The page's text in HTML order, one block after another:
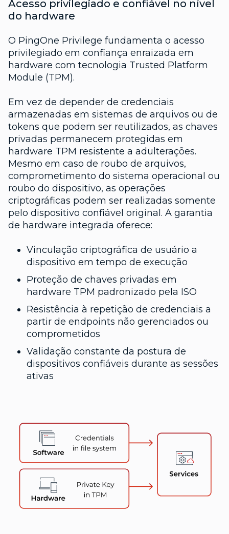
Acesso privilegiado e confiável no nível
do hardware
O PingOne Privilege fundamenta o acesso
privilegiado em confiança enraizada em
hardware com tecnologia Trusted Platform
Module (TPM).
Em vez de depender de credenciais
armazenadas em sistemas de arquivos ou de
tokens que podem ser reutilizados, as chaves
privadas permanecem protegidas em
hardware TPM resistente a adulterações.
Mesmo em caso de roubo de arquivos,
comprometimento do sistema operacional ou
roubo do dispositivo, as operações
criptográficas podem ser realizadas somente
pelo dispositivo confiável original. A garantia
de hardware integrada oferece:
Vinculação criptográfica de usuário a
dispositivo em tempo de execução
Proteção de chaves privadas em
hardware TPM padronizado pela ISO
Resistência à repetição de credenciais a
partir de endpoints não gerenciados ou
comprometidos
Validação constante da postura de
dispositivos confiáveis durante as sessões
ativas